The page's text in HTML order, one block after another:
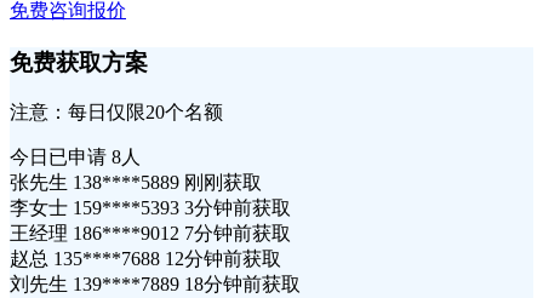
免费咨询报价
免费获取方案
注意：每日仅限20个名额
今日已申请 8人
张先生 138****5889 刚刚获取
李女士 159****5393 3分钟前获取
王经理 186****9012 7分钟前获取
赵总 135****7688 12分钟前获取
刘先生 139****7889 18分钟前获取